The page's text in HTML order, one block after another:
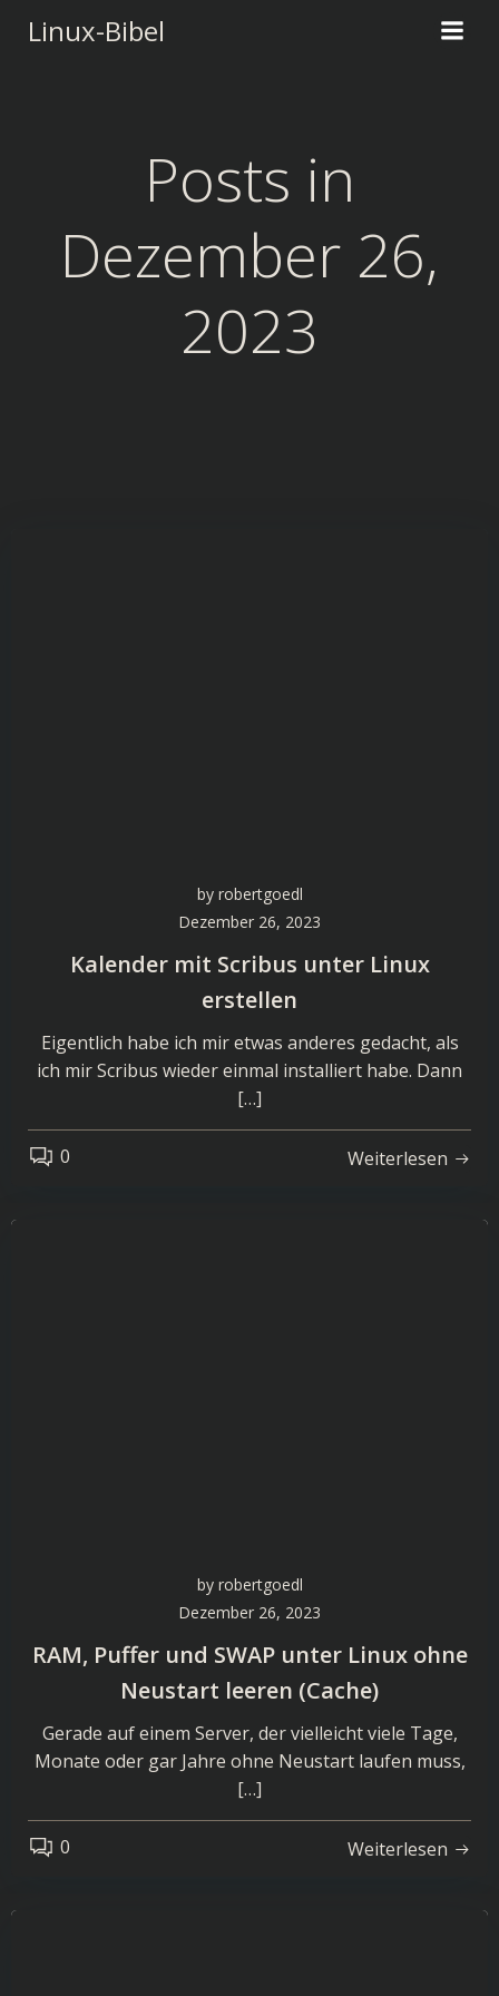
Linux-Bibel
Posts in
Dezember 26,
2023
by robertgoedl
Dezember 26, 2023
Kalender mit Scribus unter Linux
erstellen
Eigentlich habe ich mir etwas anderes gedacht, als
ich mir Scribus wieder einmal installiert habe. Dann
[…]
0 Weiterlesen
by robertgoedl
Dezember 26, 2023
RAM, Puffer und SWAP unter Linux ohne
Neustart leeren (Cache)
Gerade auf einem Server, der vielleicht viele Tage,
Monate oder gar Jahre ohne Neustart laufen muss,
[…]
0 Weiterlesen